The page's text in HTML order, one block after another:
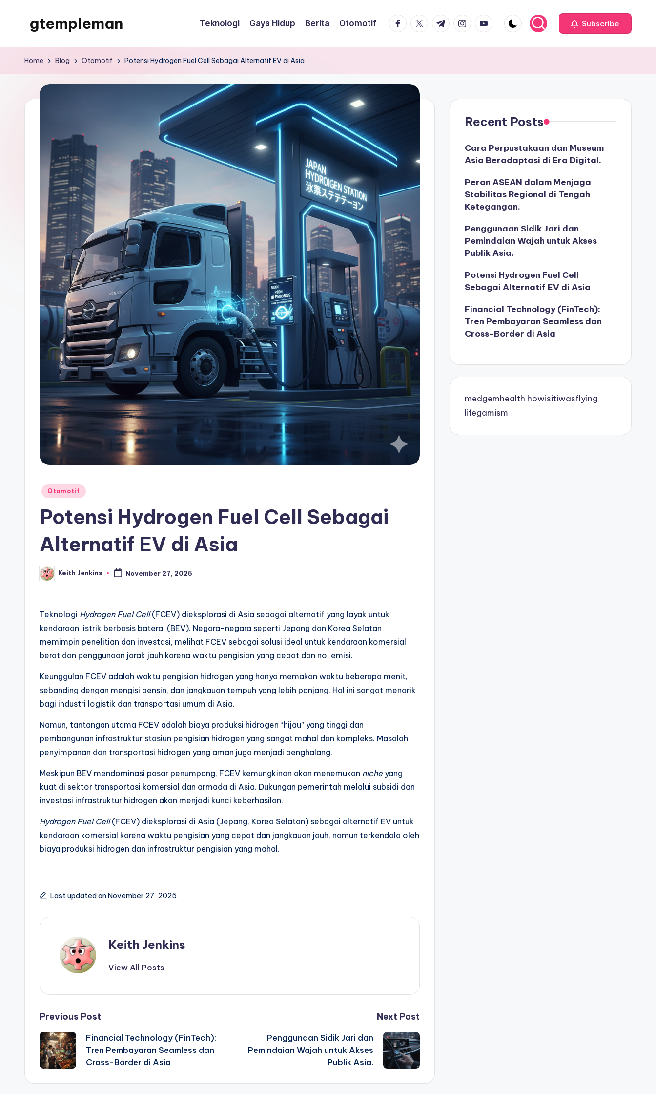
gtempleman Teknologi Gaya Hidup Berita Otomotif facebook.com
twitter.com
t.me instagram.com
youtube.com Subscribe
Home Blog Otomotif Potensi Hydrogen Fuel Cell Sebagai Alternatif EV di Asia
Posted
Otomotif
Potensi Hydrogen Fuel Cell Sebagai
Alternatif EV di Asia
Posted
by
Keith Jenkins November 27, 2025
Teknologi Hydrogen Fuel Cell(FCEV) dieksplorasi di Asia sebagai alternatif yang layak untuk
kendaraan listrik berbasis baterai (BEV). Negara-negara seperti Jepang dan Korea Selatan
memimpin penelitian dan investasi, melihat FCEV sebagai solusi ideal untuk kendaraan komersial
berat dan penggunaan jarak jauh karena waktu pengisian yang cepat dan nol emisi.
Keunggulan FCEV adalah waktu pengisian hidrogen yang hanya memakan waktu beberapa menit,
sebanding dengan mengisi bensin, dan jangkauan tempuh yang lebih panjang. Hal ini sangat menarik
bagi industri logistik dan transportasi umum di Asia.
Namun, tantangan utama FCEV adalah biaya produksi hidrogen “hijau” yang tinggi dan
pembangunan infrastruktur stasiun pengisian hidrogen yang sangat mahal dan kompleks. Masalah
penyimpanan dan transportasi hidrogen yang aman juga menjadi penghalang.
Meskipun BEV mendominasi pasar penumpang, FCEV kemungkinan akan menemukan niche yang
kuat di sektor transportasi komersial dan armada di Asia. Dukungan pemerintah melalui subsidi dan
investasi infrastruktur hidrogen akan menjadi kunci keberhasilan.
Hydrogen Fuel Cell(FCEV) dieksplorasi di Asia (Jepang, Korea Selatan) sebagai alternatif EV untuk
kendaraan komersial karena waktu pengisian yang cepat dan jangkauan jauh, namun terkendala oleh
biaya produksi hidrogen dan infrastruktur pengisian yang mahal.
Last updated on November 27, 2025
Keith Jenkins
View All Posts
Post
navigation
Previous Post
Financial Technology (FinTech):
Tren Pembayaran Seamless dan
Cross-Border di Asia
Next Post
Penggunaan Sidik Jari dan
Pemindaian Wajah untuk Akses
Publik Asia.
Recent Posts
Cara Perpustakaan dan Museum
Asia Beradaptasi di Era Digital.
Peran ASEAN dalam Menjaga
Stabilitas Regional di Tengah
Ketegangan.
Penggunaan Sidik Jari dan
Pemindaian Wajah untuk Akses
Publik Asia.
Potensi Hydrogen Fuel Cell
Sebagai Alternatif EV di Asia
Financial Technology (FinTech):
Tren Pembayaran Seamless dan
Cross-Border di Asia
medgemhealth howisitiwasflying
lifegamism